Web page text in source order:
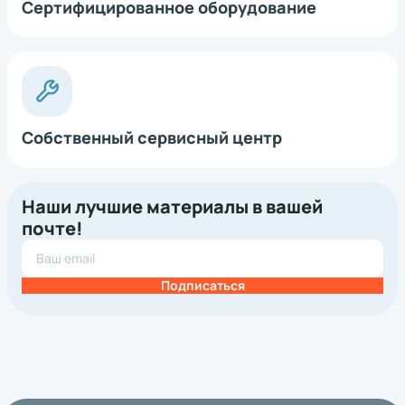
Сертифицированное оборудование
Собственный сервисный центр
Наши лучшие материалы в вашей
почте!
Подписаться